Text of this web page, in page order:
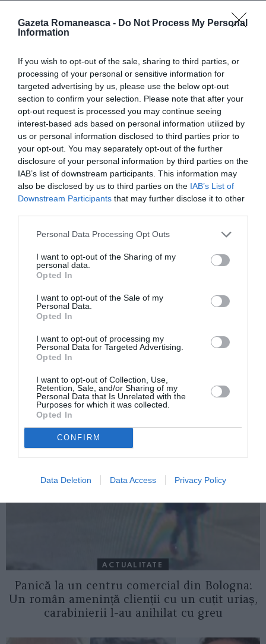
Gazeta Romaneasca - Do Not Process My Personal
Information
If you wish to opt-out of the sale, sharing to third parties, or
processing of your personal or sensitive information for
targeted advertising by us, please use the below opt-out
section to confirm your selection. Please note that after your
opt-out request is processed you may continue seeing
interest-based ads based on personal information utilized by
us or personal information disclosed to third parties prior to
your opt-out. You may separately opt-out of the further
disclosure of your personal information by third parties on the
IAB’s list of downstream participants. This information may
also be disclosed by us to third parties on the IAB’s List of
Downstream Participants that may further disclose it to other
Personal Data Processing Opt Outs
I want to opt-out of the Sharing of my
personal data.
Opted In
I want to opt-out of the Sale of my
Personal Data.
Opted In
I want to opt-out of processing my
Personal Data for Targeted Advertising.
Opted In
I want to opt-out of Collection, Use,
Retention, Sale, and/or Sharing of my
Personal Data that Is Unrelated with the
Purposes for which it was collected.
Opted In
CONFIRM
Data Deletion Data Access Privacy Policy
echivalentă cu factorii atenuanți de către judecători,
de 24 de ani.
Crima datează de la începutul lunii iulie 2022. Petru,
invalid, a fost găsit lângă scaunul cu rotile într-o baltă
de sânge, cu răni flagrante. Din cele constatate de
medicii legiști, victima a fost ucisă cu lovituri și
pumni în cap. Nepotul său, Octavian, a fost blocat o
lună mai târziu la Napoli, în timp ce își lua masa la
cantina săracilor.
Articolul anterior
Român arestat la granița Italiei „cu drogul
luptătorului în valiză”. De fapt ce avea
românul în bagaj
Următorul articol
valoare de 10.000 de euro, nu a scăpat deși
avea mașina cu numere românești
AȚI PUTEA DORI DE
ASEMENEA
ACTUALITATE
Panică la un centru comercial din Bologna:
Un român amenință clienții cu un cuțit uriaș,
carabinierii l-au anihilat cu greu